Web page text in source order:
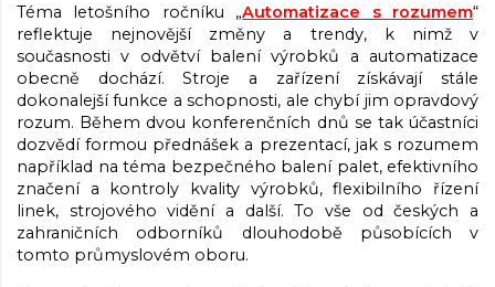
Téma letošního ročníku „Automatizace s rozumem“
reflektuje nejnovější změny a trendy, k nimž v
současnosti v odvětví balení výrobků a automatizace
obecně dochází. Stroje a zařízení získávají stále
dokonalejší funkce a schopnosti, ale chybí jim opravdový
rozum. Během dvou konferenčních dnů se tak účastníci
dozvědí formou přednášek a prezentací, jak s rozumem
například na téma bezpečného balení palet, efektivního
značení a kontroly kvality výrobků, flexibilního řízení
linek, strojového vidění a další. To vše od českých a
zahraničních odborníků dlouhodobě působících v
tomto průmyslovém oboru.